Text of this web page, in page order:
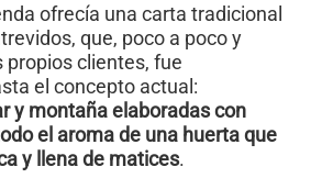
ofrecía una carta tradicional
que, poco a poco y
propios clientes, fue
el concepto actual:
y montaña elaboradas con
el aroma de una huerta que
y llena de matices.